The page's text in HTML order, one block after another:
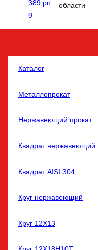
области
Каталог
Металлопрокат
Нержавеющий прокат
Квадрат нержавеющий
Квадрат AISI 304
Круг нержавеющий
Круг 12Х13